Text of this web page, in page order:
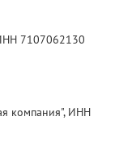
7107062130
компания", ИНН